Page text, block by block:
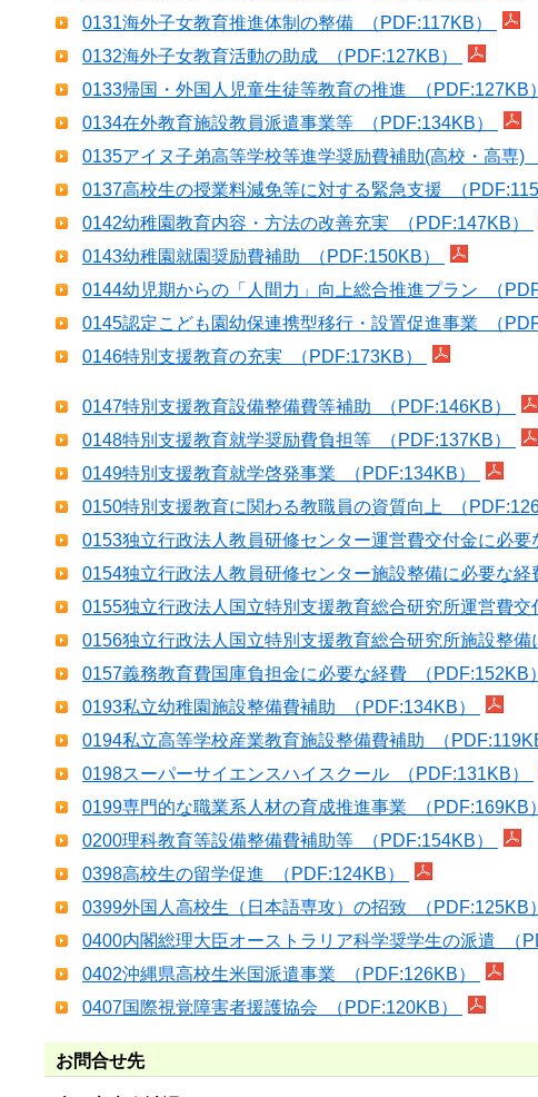
0131海外子女教育推進体制の整備 （PDF:117KB）
0132海外子女教育活動の助成 （PDF:127KB）
0133帰国・外国人児童生徒等教育の推進 （PDF:127KB
0134在外教育施設教員派遣事業等 （PDF:134KB）
0135アイヌ子弟高等学校等進学奨励費補助(高校・高専)
0137高校生の授業料減免等に対する緊急支援 （
0142幼稚園教育内容・方法の改善充実 （PDF:147KB）
0143幼稚園就園奨励費補助 （PDF:150KB）
0144幼児期からの「人間力」向上総合推進プラン （
0145認定こども園幼保連携型移行・設置促進事業 （
0146特別支援教育の充実 （PDF:173KB）
0147特別支援教育設備整備費等補助 （PDF:146KB）
0148特別支援教育就学奨励費負担等 （PDF:137KB）
0149特別支援教育就学啓発事業 （PDF:134KB）
0150特別支援教育に関わる教職員の資質向上 （
0153独立行政法人教員研修センター運営費交付金に必
0154独立行政法人教員研修センター施設整備に必要な
0155独立行政法人国立特別支援教育総合研究所運営費
0156独立行政法人国立特別支援教育総合研究所施設整
0157義務教育費国庫負担金に必要な経費 （PDF:152KB
0193私立幼稚園施設整備費補助 （PDF:134KB）
0194私立高等学校産業教育施設整備費補助 （
0198スーパーサイエンスハイスクール （PDF:131KB）
0199専門的な職業系人材の育成推進事業 （PDF:169KB
0200理科教育等設備整備費補助等 （PDF:154KB）
0398高校生の留学促進 （PDF:124KB）
0399外国人高校生（日本語専攻）の招致 （PDF:125KB
0400内閣総理大臣オーストラリア科学奨学生の派遣 （
0402沖縄県高校生米国派遣事業 （PDF:126KB）
0407国際視覚障害者援護協会 （PDF:120KB）
お問合せ先